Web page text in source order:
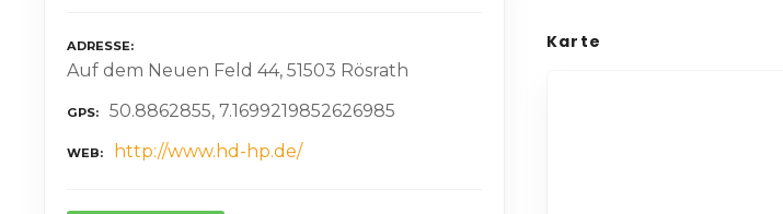
ADRESSE
Auf dem Neuen Feld 44, 51503 Rösrath
GPS 50.8862855, 7.1699219852626985
WEB http://www.hd-hp.de/
Karte